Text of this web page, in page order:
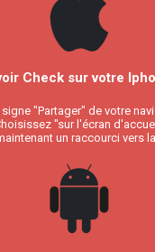
Check sur votre
"Partager" de votre
"sur l'écran
un raccourci vers